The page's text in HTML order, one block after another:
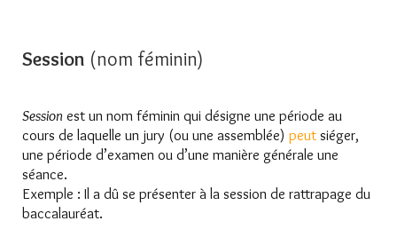
Session (nom féminin)
Session est un nom féminin qui désigne une période au
cours de laquelle un jury (ou une assemblée) peut siéger,
une période d’examen ou d’une manière générale une
séance.
Exemple : Il a dû se présenter à la session de rattrapage du
baccalauréat.